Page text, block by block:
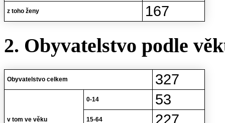
z toho ženy 167
2. Obyvatelstvo podle
Obyvatelstvo celkem 327
v tom ve věku
0-14 53
15-64 227